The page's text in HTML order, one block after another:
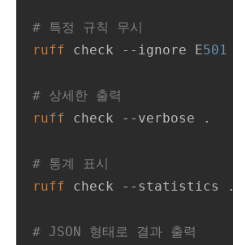
# 특정 규칙 무시
ruff check --ignore E501
# 상세한 출력
ruff check --verbose .
# 통계 표시
ruff check --statistics .
# JSON 형태로 결과 출력